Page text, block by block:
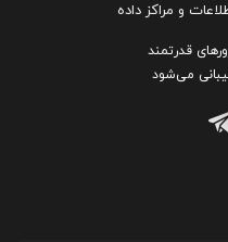
و مراکز داده
قدرتمند
می‌شود